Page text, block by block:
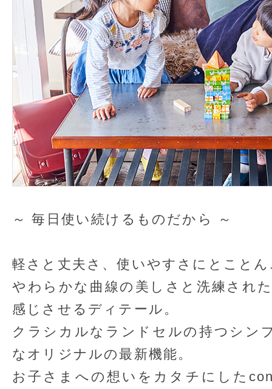
～ 毎日使い続けるものだから ～
軽さと丈夫さ、使いやすさにとこと
やわらかな曲線の美しさと洗練され
感じさせるディテール。
クラシカルなランドセルの持つシン
なオリジナルの最新機能。
お子さまへの想いをカタチにした